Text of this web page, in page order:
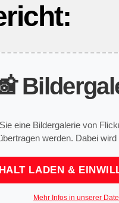
eine Bildergalerie von
werden. Dabei
LADEN &
Mehr Infos in unserer